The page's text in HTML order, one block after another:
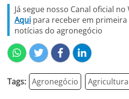
Já segue nosso Canal oficial no
Aqui para receber em
notícias do agronegócio
Tags: Agronegócio Agricultura